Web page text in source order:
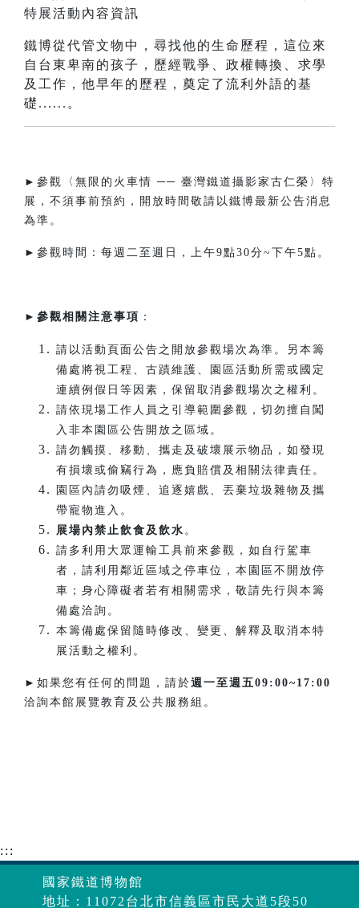
鐵博從代管文物中，尋找他的生命歷程，這位來
自台東卑南的孩子，歷經戰爭、政權轉換、求學
及工作，他早年的歷程，奠定了流利外語的基
礎......。
►參觀〈無限的火車情 ── 臺灣鐵道攝影家古仁榮〉特
展，不須事前預約，開放時間敬請以鐵博最新公告消息
為準。
►參觀時間：每週二至週日，上午9點30分~下午5點。​
► 參觀相關注意事項 ：
請以活動頁面公告之開放參觀場次為準。另本籌
備處將視工程、古蹟維護、園區活動所需或國定
連續例假日等因素，保留取消參觀場次之權利。
請依現場工作人員之引導範圍參觀，切勿擅自闖
入非本園區公告開放之區域。
請勿觸摸、移動、攜走及破壞展示物品，如發現
有損壞或偷竊行為，應負賠償及相關法律責任。
園區內請勿吸煙、追逐嬉戲、丟棄垃圾雜物及攜
帶寵物進入。
展場內禁止飲食及飲水 。
請多利用大眾運輸工具前來參觀，如自行駕車
者，請利用鄰近區域之停車位，本園區不開放停
車；身心障礙者若有相關需求，敬請先行與本籌
備處洽詢。
本籌備處保留隨時修改、變更、解釋及取消本特
展活動之權利。
►如果您有任何的問題，請於週一至週五09:00~17:00
洽詢本館展覽教育及公共服務組。
:::
國家鐵道博物館
地址：11072台北市信義區市民大道5段50